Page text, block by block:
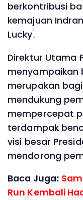
berkontribusi
kemajuan
Lucky.
Direktur Utama
menyampaikan
merupakan
mendukung
mempercepat
terdampak
visi besar
mendorong
Baca Juga:
Run Kembali